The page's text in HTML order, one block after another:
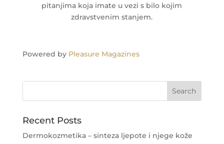
pitanjima koja imate u vezi s bilo kojim
zdravstvenim stanjem.
Powered by Pleasure Magazines
Recent Posts
Dermokozmetika – sinteza ljepote i njege kože